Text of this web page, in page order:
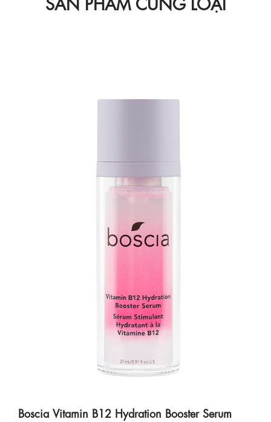
Boscia Vitamin B12 Hydration Booster Serum